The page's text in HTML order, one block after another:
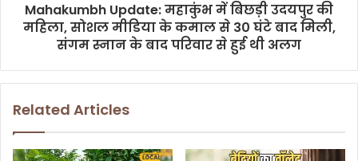
Mahakumbh Update: महाकुंभ में बिछड़ी उदयपुर की
महिला, सोशल मीडिया के कमाल से 30 घंटे बाद मिली,
संगम स्नान के बाद परिवार से हुई थी अलग
Related Articles